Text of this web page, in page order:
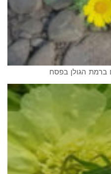
ברמת הגולן בפסח